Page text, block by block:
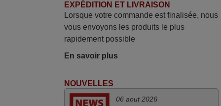
mars 2026
La telecommande fonctionne tres bien, et
service rapide super.
EXPÉDITION ET LIVRAISON
Lorsque votre commande est finalisée, nous
vous envoyons les produits le plus
rapidement possible
En savoir plus
NOUVELLES
06 aout 2026